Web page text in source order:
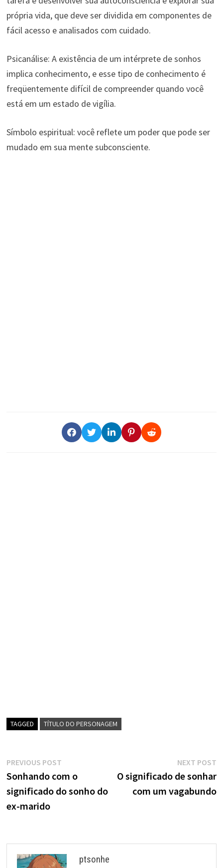
própria vida, que deve ser dividida em componentes de
fácil acesso e analisados ​​com cuidado.
Psicanálise: A existência de um intérprete de sonhos
implica conhecimento, e esse tipo de conhecimento é
freqüentemente difícil de compreender quando você
está em um estado de vigília.
Símbolo espiritual: você reflete um poder que pode ser
mudado em sua mente subconsciente.
TAGGED TÍTULO DO PERSONAGEM
Navegação
de
artigos
PREVIOUS POSTPrevious
post:
Sonhando com o
significado do sonho do
ex-marido
NEXT POST
O significado de sonhar
com um vagabundo
ptsonhe